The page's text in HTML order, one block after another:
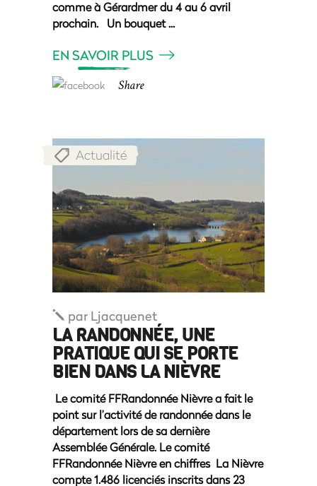
comme à Gérardmer du 4 au 6 avril
prochain. Un bouquet
EN SAVOIR PLUS
Share
Actualité
par Ljacquenet
LA RANDONNÉE, UNE
PRATIQUE QUI SE PORTE
BIEN DANS LA NIÈVRE
Le comité FFRandonnée Nièvre a fait le
point sur l’activité de randonnée dans le
département lors de sa dernière
Assemblée Générale. Le comité
FFRandonnée Nièvre en chiffres La Nièvre
compte 1.486 licenciés inscrits dans 23